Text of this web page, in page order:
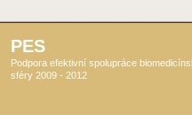
PES
Podpora efektivní spolupráce
sféry 2009 - 2012